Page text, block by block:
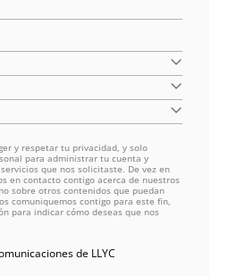
y respetar tu privacidad, y solo
para administrar tu cuenta y
que nos solicitaste. De vez en
en contacto contigo acerca de nuestros
sobre otros contenidos que puedan
comuniquemos contigo para este fin,
para indicar cómo deseas que nos
de LLYC